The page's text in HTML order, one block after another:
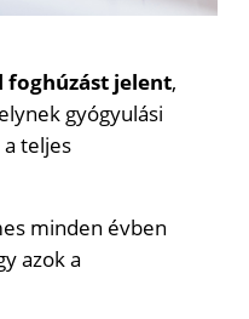
foghúzást jelent,
gyógyulási
teljes
minden évben
azok a